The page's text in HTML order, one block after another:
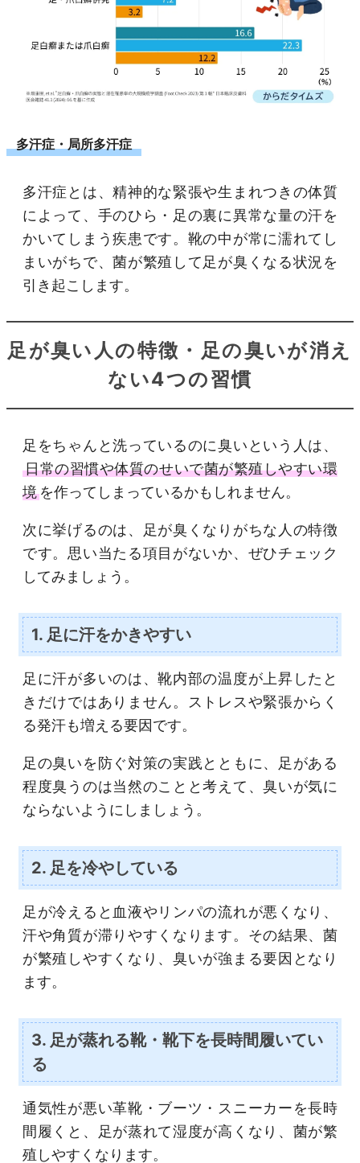
多汗症・局所多汗症
多汗症とは、精神的な緊張や生まれつきの体質
によって、手のひら・足の裏に異常な量の汗を
かいてしまう疾患です。靴の中が常に濡れてし
まいがちで、菌が繁殖して足が臭くなる状況を
引き起こします。
足が臭い人の特徴・足の臭いが消え
ない4つの習慣
足をちゃんと洗っているのに臭いという人は、
日常の習慣や体質のせいで菌が繁殖しやすい環
境 を作ってしまっているかもしれません。
次に挙げるのは、足が臭くなりがちな人の特徴
です。思い当たる項目がないか、ぜひチェック
してみましょう。
1. 足に汗をかきやすい
足に汗が多いのは、靴内部の温度が上昇したと
きだけではありません。ストレスや緊張からく
る発汗も増える要因です。
足の臭いを防ぐ対策の実践とともに、足がある
程度臭うのは当然のことと考えて、臭いが気に
ならないようにしましょう。
2. 足を冷やしている
足が冷えると血液やリンパの流れが悪くなり、
汗や角質が滞りやすくなります。その結果、菌
が繁殖しやすくなり、臭いが強まる要因となり
ます。
3. 足が蒸れる靴・靴下を長時間履いてい
る
通気性が悪い革靴・ブーツ・スニーカーを長時
間履くと、足が蒸れて湿度が高くなり、菌が繁
殖しやすくなります。